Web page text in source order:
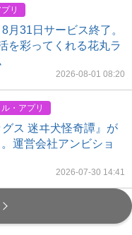
リ
月31日サービス終了。
を彩ってくれる花丸ラ
2026-08-01 08:20
・アプリ
グス 迷ヰ犬怪奇譚』が
運営会社アンビショ
2026-07-30 14:41